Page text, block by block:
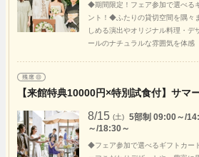
◆期間限定！フェア参加で選べる
ント！◆ふたりの貸切空間を隅々
しめる演出やオリジナル料理・
ールのナチュラルな雰囲気を体感
【来館特典10000円×特別試食付】サマ
8/15 (土)
5部制 09:00～/
～/18:30～
◆フェア参加で選べるギフトカー